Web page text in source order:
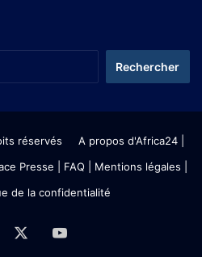
réservés A propos d'Africa24|
Presse | FAQ | Mentions légales
de la confidentialité